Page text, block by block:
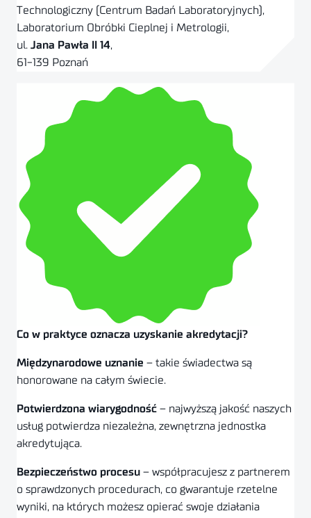
Technologiczny (Centrum Badań Laboratoryjnych),
Laboratorium Obróbki Cieplnej i Metrologii,
ul. Jana Pawła II 14,
61-139 Poznań
Co w praktyce oznacza uzyskanie akredytacji?
Międzynarodowe uznanie – takie świadectwa są
honorowane na całym świecie.
Potwierdzona wiarygodność – najwyższą jakość naszych
usług potwierdza niezależna, zewnętrzna jednostka
akredytująca.
Bezpieczeństwo procesu – współpracujesz z partnerem
o sprawdzonych procedurach, co gwarantuje rzetelne
wyniki, na których możesz opierać swoje działania